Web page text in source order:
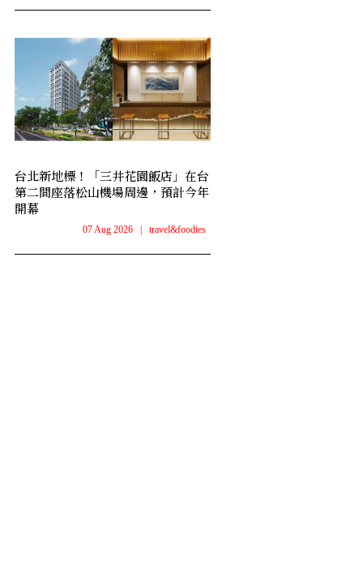
台北新地標！「三井花園飯店」在台
第二間座落松山機場周邊，預計今年
開幕
07 Aug 2026 travel&foodies